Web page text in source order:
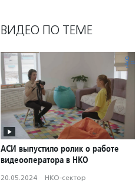
ВИДЕО ПО ТЕМЕ
АСИ выпустило ролик о работе
видеооператора в НКО
20.05.2024 · НКО-сектор